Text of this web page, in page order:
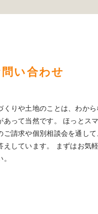
い合わせ
くりや土地のことは、わから
あって当然です。 ほっとス
ご請求や個別相談会を通し
えしています。 まずはお気
。